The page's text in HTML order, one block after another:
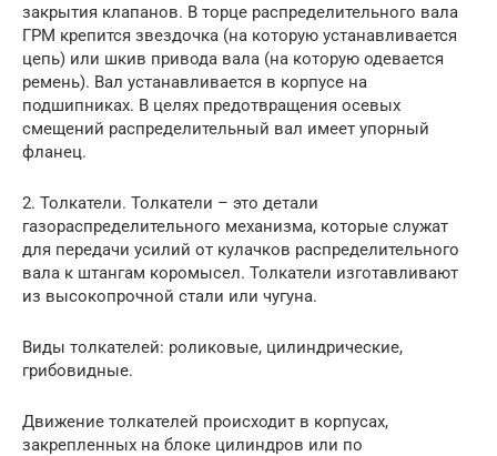
закрытия клапанов. В торце распределительного вала
ГРМ крепится звездочка (на которую устанавливается
цепь) или шкив привода вала (на которую одевается
ремень). Вал устанавливается в корпусе на
подшипниках. В целях предотвращения осевых
смещений распределительный вал имеет упорный
фланец.
2. Толкатели. Толкатели – это детали
газораспределительного механизма, которые служат
для передачи усилий от кулачков распределительного
вала к штангам коромысел. Толкатели изготавливают
из высокопрочной стали или чугуна.
Виды толкателей: роликовые, цилиндрические,
грибовидные.
Движение толкателей происходит в корпусах,
закрепленных на блоке цилиндров или по